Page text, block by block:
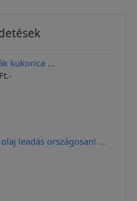
kukorica ...
leadás országosan! ...